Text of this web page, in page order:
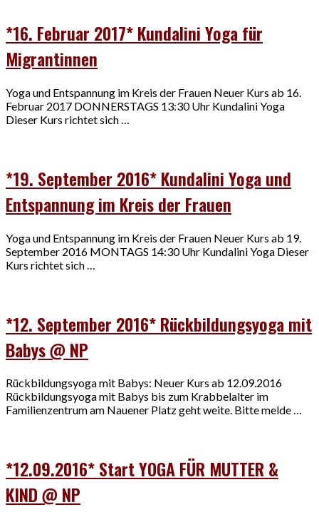
*16. Februar 2017* Kundalini Yoga für
Migrantinnen
Yoga und Entspannung im Kreis der Frauen Neuer Kurs ab 16.
Februar 2017 DONNERSTAGS 13:30 Uhr Kundalini Yoga
Dieser Kurs richtet sich …
*19. September 2016* Kundalini Yoga und
Entspannung im Kreis der Frauen
Yoga und Entspannung im Kreis der Frauen Neuer Kurs ab 19.
September 2016 MONTAGS 14:30 Uhr Kundalini Yoga Dieser
Kurs richtet sich …
*12. September 2016* Rückbildungsyoga mit
Babys @ NP
Rückbildungsyoga mit Babys: Neuer Kurs ab 12.09.2016
Rückbildungsyoga mit Babys bis zum Krabbelalter im
Familienzentrum am Nauener Platz geht weite. Bitte melde …
*12.09.2016* Start YOGA FÜR MUTTER &
KIND @ NP